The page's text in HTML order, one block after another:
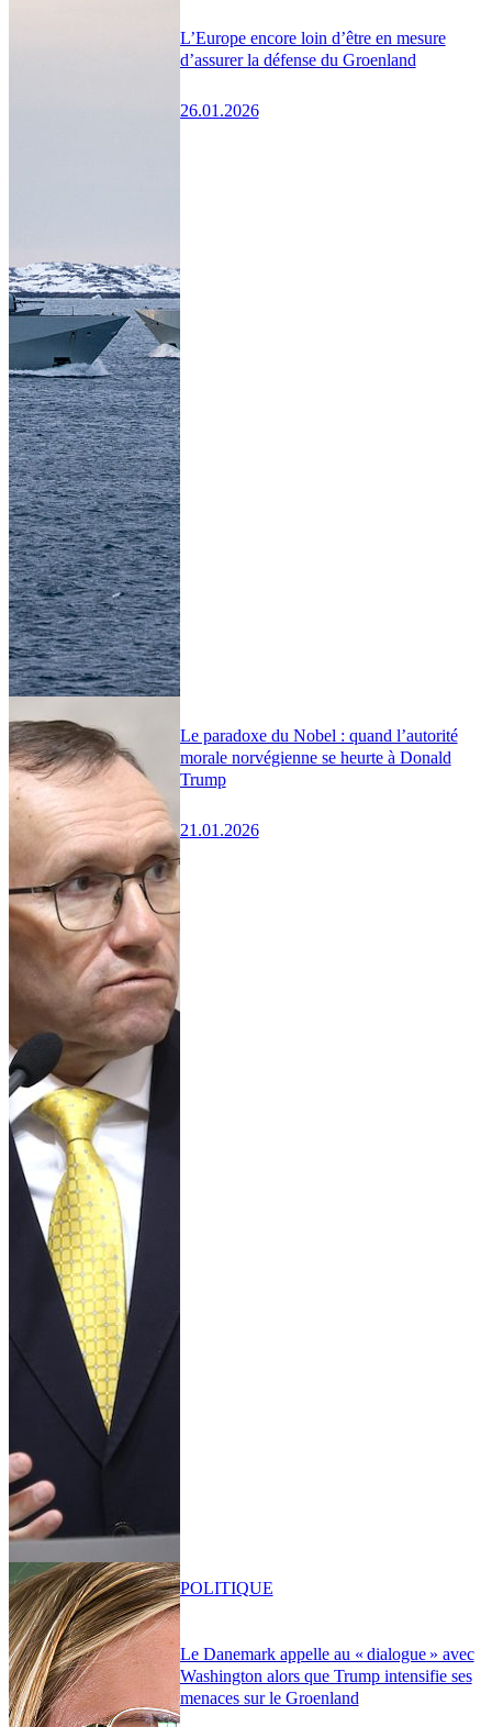
L’Europe encore loin d’être en mesure
d’assurer la défense du Groenland
26.01.2026
Le paradoxe du Nobel : quand l’autorité
morale norvégienne se heurte à Donald
Trump
21.01.2026
Le Danemark appelle au « dialogue » avec
Washington alors que Trump intensifie ses
menaces sur le Groenland
POLITIQUE